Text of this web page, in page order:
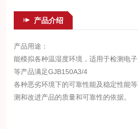
产品介绍
产品用途：
能模拟各种温湿度环境，适用于检测电
等产品满足GJB150A3/4
各种恶劣环境下的可靠性能及稳定性能
测和改进产品的质量和可靠性的依据。